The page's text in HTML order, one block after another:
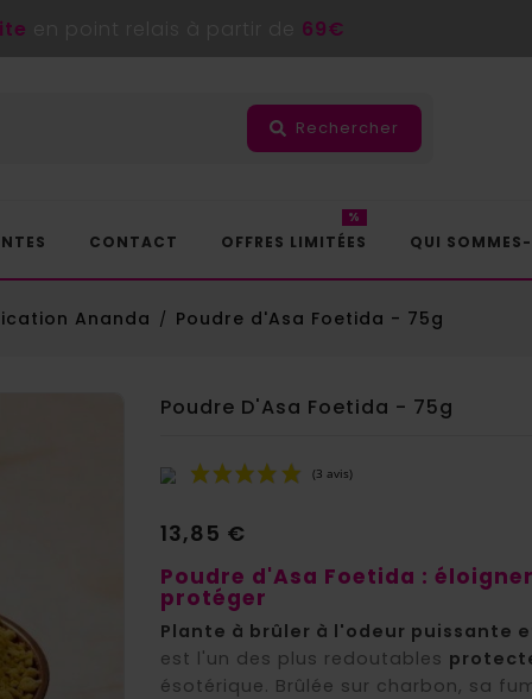
69€
Rechercher
CONTACT OFFRES LIMITÉES
%
QUI
Ananda Poudre d'Asa Foetida - 75g
Poudre D'Asa Foetida - 75g
13,85 €
Poudre d'Asa Foetida :
protéger
Plante à brûler à l'odeur puissante
est l'un des plus redoutables
ésotérique. Brûlée sur charbon, sa